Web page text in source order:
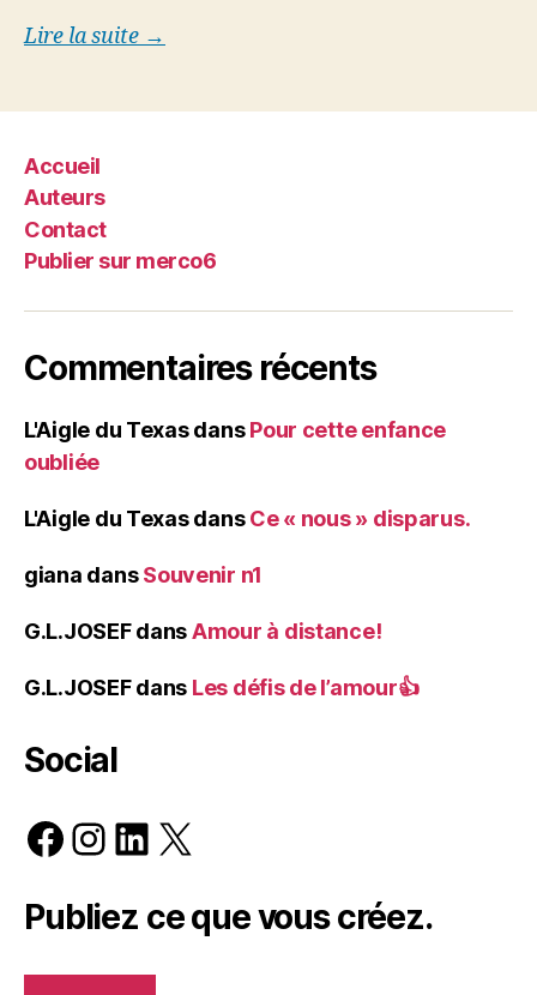
Lire la suite →
Accueil
Auteurs
Contact
Publier sur merco6
Commentaires récents
L'Aigle du TexasdansPour cette enfance
oubliée
L'Aigle du TexasdansCe « nous » disparus.
giana dansSouvenir n1
G.L.JOSEFdansAmour à distance!
G.L.JOSEFdans Les défis de l’amour👍
Social
Facebook
Instagram
LinkedIn
X
Publiez ce que vous créez.